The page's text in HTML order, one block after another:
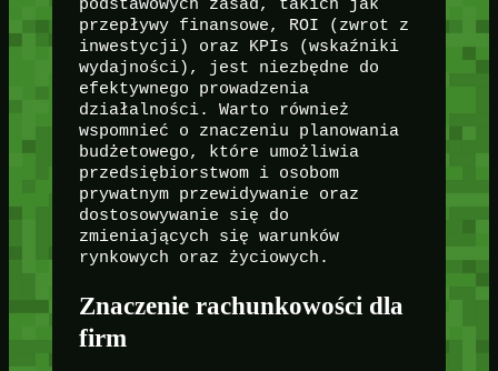
podstawowych zasad, takich jak
przepływy finansowe, ROI (zwrot z
inwestycji) oraz KPIs (wskaźniki
wydajności), jest niezbędne do
efektywnego prowadzenia
działalności. Warto również
wspomnieć o znaczeniu planowania
budżetowego, które umożliwia
przedsiębiorstwom i osobom
prywatnym przewidywanie oraz
dostosowywanie się do
zmieniających się warunków
rynkowych oraz życiowych.
Znaczenie rachunkowości dla
firm